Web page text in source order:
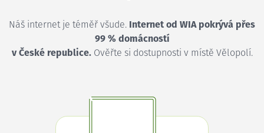
Náš internet je téměř všude. Internet od WIA pokrývá přes
99 % domácností
v České republice.Ověřte si dostupnosti v místě Vělopolí.